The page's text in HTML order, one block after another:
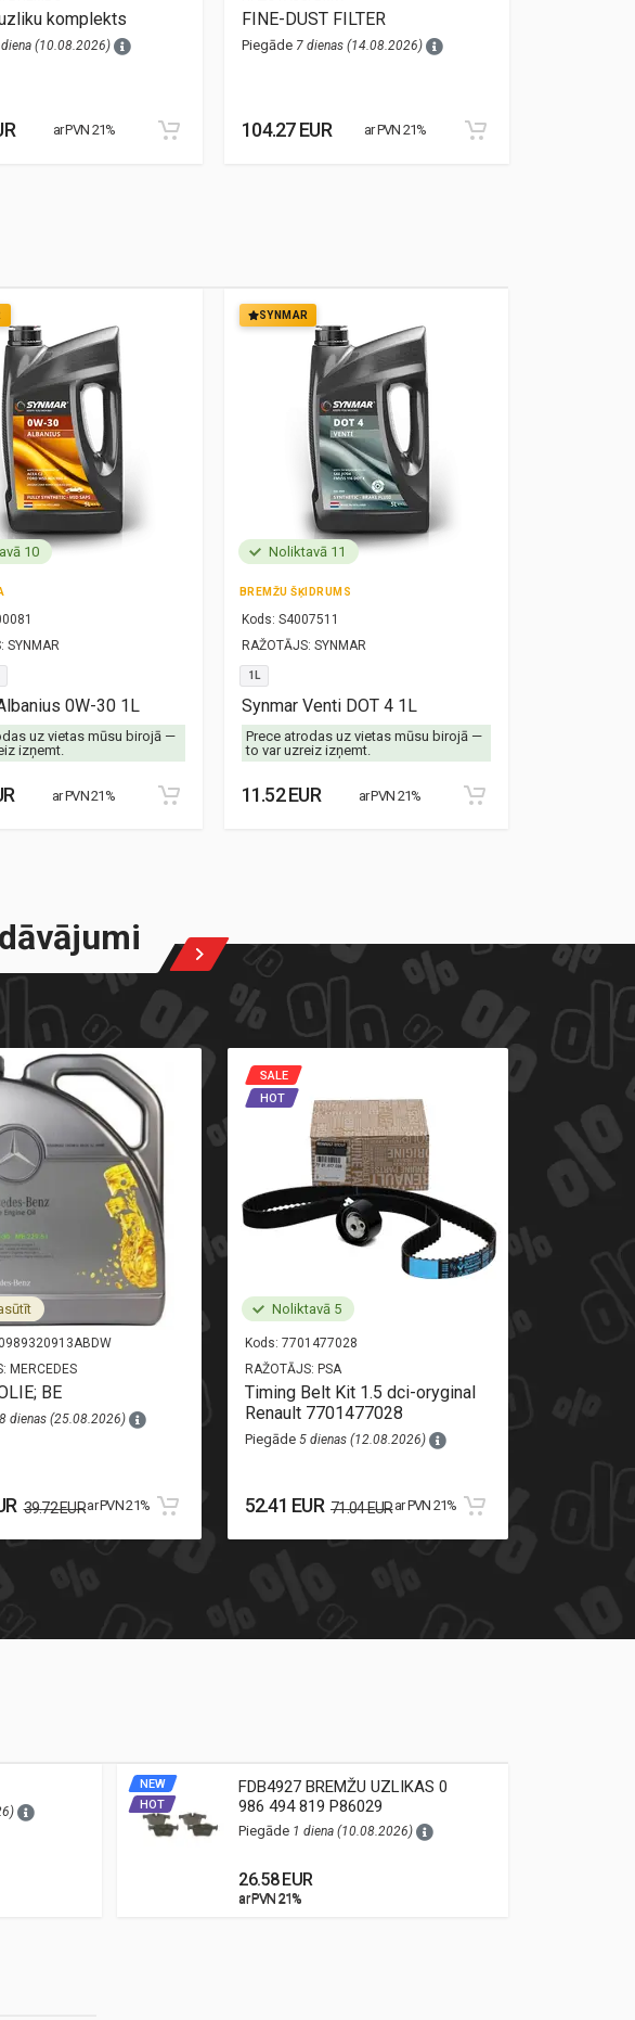
komplekts
(10.08.2026)
ar PVN 21%
FINE-DUST FILTER
Piegāde 7 dienas (14.08.2026)
104.27 EUR ar PVN 21%
10
SYNMAR
0W-30 1L
uz vietas mūsu birojā —
izņemt.
ar PVN 21%
SYNMAR
Noliktavā 11
BREMŽU ŠĶIDRUMS
Kods: S4007511
RAŽOTĀJS: SYNMAR
1L
Synmar Venti DOT 4 1L
Prece atrodas uz vietas mūsu birojā —
to var uzreiz izņemt.
11.52 EUR ar PVN 21%
MERCEDES
BE
dienas (25.08.2026)
39.72 EURar PVN 21%
Noliktavā 5
Kods: 7701477028
RAŽOTĀJS: PSA
SALE
HOT
Timing Belt Kit 1.5 dci-oryginal
Renault 7701477028
Piegāde 5 dienas (12.08.2026)
52.41 EUR 71.04 EURar PVN 21%
Rear
NEW
HOT
FDB4927 BREMŽU UZLIKAS 0
986 494 819 P86029
Piegāde 1 diena (10.08.2026)
26.58 EUR
ar PVN 21%
ar PVN 21%